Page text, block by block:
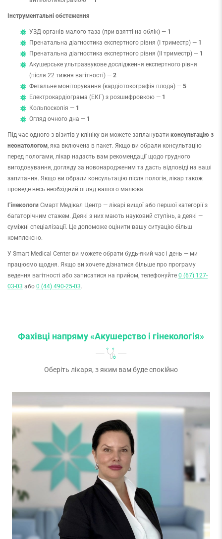
Інструментальні обстеження
УЗД органів малого таза (при взятті на облік) — 1
Пренатальна діагностика експертного рівня (І триместр) — 1
Пренатальна діагностика експертного рівня (ІІ триместр) — 1
Акушерське ультразвукове дослідження експертного рівня
(після 22 тижня вагітності) — 2
Фетальне моніторування (кардіотокографія плода) — 5
Електрокардіограма (ЕКГ) з розшифровкою — 1
Кольпоскопія — 1
Огляд очного дна — 1
Під час одного з візитів у клініку ви можете запланувати консультацію з
неонатологом , яка включена в пакет. Якщо ви обрали консультацію
перед пологами, лікар надасть вам рекомендації щодо грудного
вигодовування, догляду за новонародженим та дасть відповіді на ваші
запитання. Якщо ви обрали консультацію після пологів, лікар також
проведе весь необхідний огляд вашого малюка.
Гінекологи Смарт Медікал Центр — лікарі вищої або першої категорії з
багаторічним стажем. Деякі з них мають науковий ступінь, а деякі —
суміжні спеціалізації. Це допоможе оцінити вашу ситуацію більш
комплексно.
У Smart Medical Center ви можете обрати будь-який час і день — ми
працюємо щодня. Якщо ви хочете дізнатися більше про програму
ведення вагітності або записатися на прийом, телефонуйте 0 (67) 127-
03-03 або 0 (44) 490-25-03.
Фахівці напряму «Акушерство і гінекологія»
Оберіть лікаря, з яким вам буде спокійно